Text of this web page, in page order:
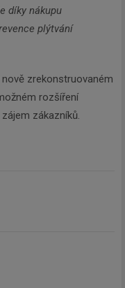
díky nákupu
plýtvání
zrekonstruovaném
rozšíření
zákazníků.